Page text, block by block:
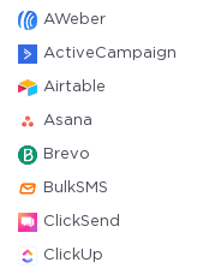
AWeber
ActiveCampaign
Airtable
Asana
Brevo
BulkSMS
ClickSend
ClickUp